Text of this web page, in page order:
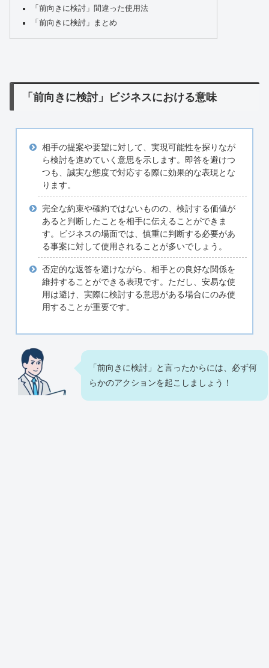
「前向きに検討」間違った使用法
「前向きに検討」まとめ
「前向きに検討」ビジネスにおける意味
相手の提案や要望に対して、実現可能性を探りなが
ら検討を進めていく意思を示します。即答を避けつ
つも、誠実な態度で対応する際に効果的な表現とな
ります。
完全な約束や確約ではないものの、検討する価値が
あると判断したことを相手に伝えることができま
す。ビジネスの場面では、慎重に判断する必要があ
る事案に対して使用されることが多いでしょう。
否定的な返答を避けながら、相手との良好な関係を
維持することができる表現です。ただし、安易な使
用は避け、実際に検討する意思がある場合にのみ使
用することが重要です。
「前向きに検討」と言ったからには、必ず何
らかのアクションを起こしましょう！